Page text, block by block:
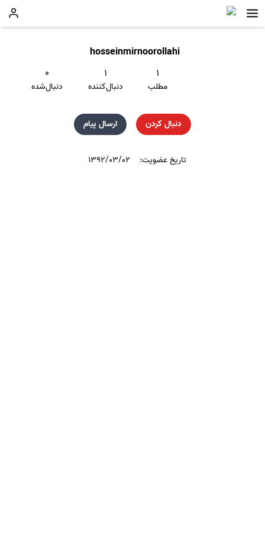
hosseinmirnoorollahi
۱
مطلب
۱
دنبال‌کننده
۰
دنبال‌شده
دنبال کردن ارسال پیام
تاریخ عضویت: ۱۳۹۲/۰۳/۰۲